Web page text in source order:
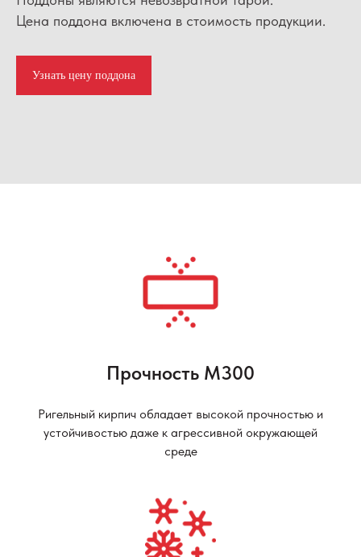
Цена поддона включена в стоимость продукции.
Узнать цену поддона
Прочность М300
Ригельный кирпич обладает высокой прочностью и
устойчивостью даже к агрессивной окружающей
среде